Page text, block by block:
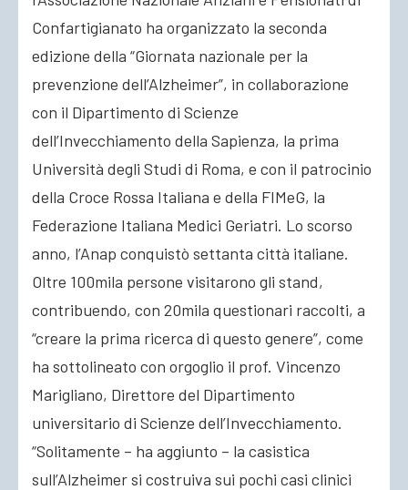
Confartigianato ha organizzato la seconda
edizione della “Giornata nazionale per la
prevenzione dell’Alzheimer”, in collaborazione
con il Dipartimento di Scienze
dell’Invecchiamento della Sapienza, la prima
Università degli Studi di Roma, e con il patrocinio
della Croce Rossa Italiana e della FIMeG, la
Federazione Italiana Medici Geriatri. Lo scorso
anno, l’Anap conquistò settanta città italiane.
Oltre 100mila persone visitarono gli stand,
contribuendo, con 20mila questionari raccolti, a
“creare la prima ricerca di questo genere”, come
ha sottolineato con orgoglio il prof. Vincenzo
Marigliano, Direttore del Dipartimento
universitario di Scienze dell’Invecchiamento.
“Solitamente – ha aggiunto – la casistica
sull’Alzheimer si costruiva sui pochi casi clinici